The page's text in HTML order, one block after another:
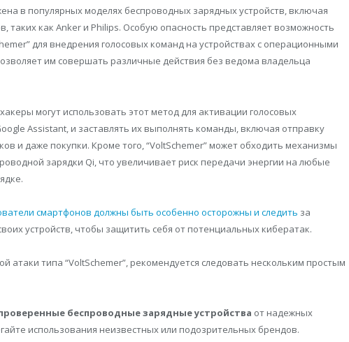
в популярных моделях беспроводных зарядных устройств, включая
таких как Anker и Philips. Особую опасность представляет возможность
для внедрения голосовых команд на устройствах с операционными
им совершать различные действия без ведома владельца
могут использовать этот метод для активации голосовых
Assistant, и заставлять их выполнять команды, включая отправку
и даже покупки. Кроме того, “VoltSchemer” может обходить механизмы
зарядки Qi, что увеличивает риск передачи энергии на любые
смартфонов должны быть особенно осторожны и следить за
устройств, чтобы защитить себя от потенциальных кибератак.
атаки типа “VoltSchemer”, рекомендуется следовать нескольким простым
беспроводные зарядные устройства от надежных
использования неизвестных или подозрительных брендов.